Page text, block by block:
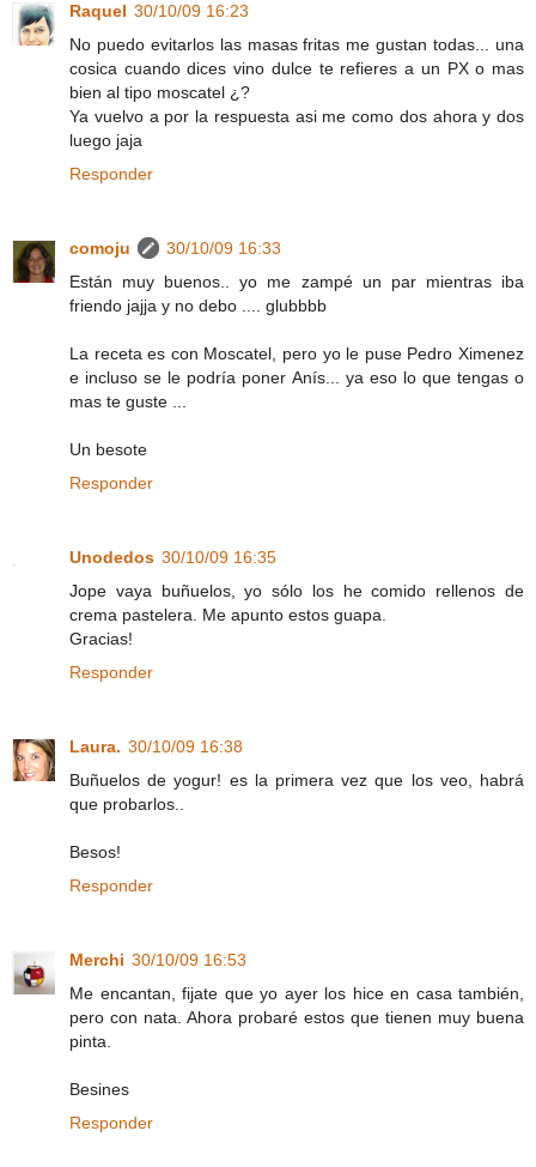
Raquel 30/10/09 16:23
No puedo evitarlos las masas fritas me gustan todas... una
cosica cuando dices vino dulce te refieres a un PX o mas
bien al tipo moscatel ¿?
Ya vuelvo a por la respuesta asi me como dos ahora y dos
luego jaja
Responder
comoju
30/10/09 16:33
Están muy buenos.. yo me zampé un par mientras iba
friendo jajja y no debo .... glubbbb
La receta es con Moscatel, pero yo le puse Pedro Ximenez
e incluso se le podría poner Anís... ya eso lo que tengas o
mas te guste ...
Un besote
Responder
Unodedos 30/10/09 16:35
Jope vaya buñuelos, yo sólo los he comido rellenos de
crema pastelera. Me apunto estos guapa.
Gracias!
Responder
Laura. 30/10/09 16:38
Buñuelos de yogur! es la primera vez que los veo, habrá
que probarlos..
Besos!
Responder
Merchi 30/10/09 16:53
Me encantan, fijate que yo ayer los hice en casa también,
pero con nata. Ahora probaré estos que tienen muy buena
pinta.
Besines
Responder